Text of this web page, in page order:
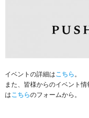
イベントの詳細はこちら。
また、皆様からのイベント
はこちらのフォームから。